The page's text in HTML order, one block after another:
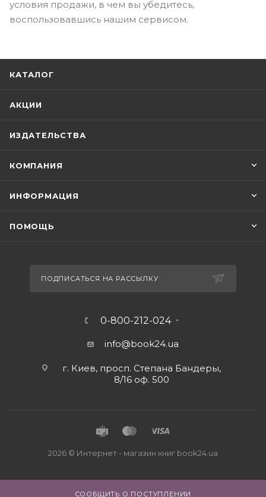
СООБЩИТЬ О ПОСТУПЛЕНИИ
условия продажи, в чем вы убедитесь,
воспользовавшись нашим сервисом.
КАТАЛОГ
АКЦИИ
ИЗДАТЕЛЬСТВА
КОМПАНИЯ
ИНФОРМАЦИЯ
ПОМОЩЬ
ПОДПИСАТЬСЯ НА РАССЫЛКУ
0-800-212-024
info@book24.ua
г. Киев, просп. Степана Бандеры,
8/16 оф. 500
2026 © Интернет - магазин книг book24.ua